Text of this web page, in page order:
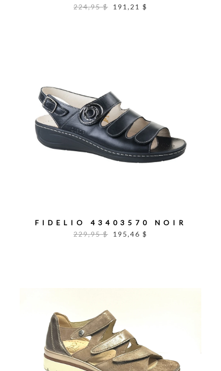
224,95 $
191,21 $
FIDELIO 43403570 NOIR
229,95 $
195,46 $